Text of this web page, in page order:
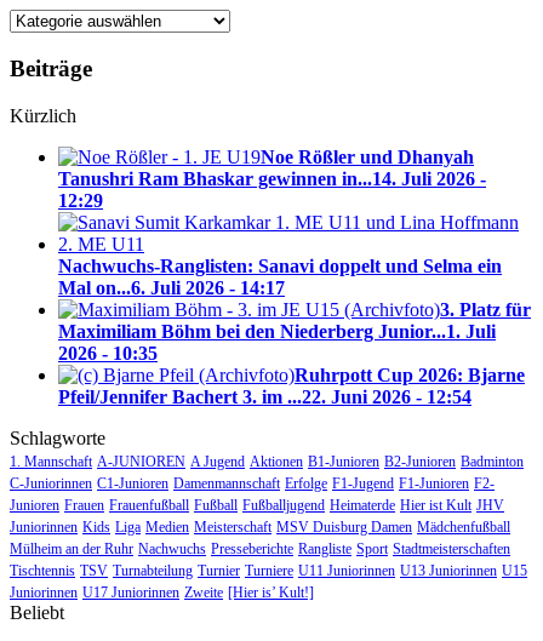
Blog-
Beiträge
Kürzlich
Noe Rößler und Dhanyah
Tanushri Ram Bhaskar gewinnen in...14. Juli 2026 -
12:29
Nachwuchs-Ranglisten: Sanavi doppelt und Selma ein
Mal on...6. Juli 2026 - 14:17
3. Platz für
Maximiliam Böhm bei den Niederberg Junior...1. Juli
2026 - 10:35
Ruhrpott Cup 2026: Bjarne
Pfeil/Jennifer Bachert 3. im ...22. Juni 2026 - 12:54
Schlagworte
1. Mannschaft A-JUNIOREN A Jugend Aktionen B1-Junioren B2-Junioren Badminton
C-Juniorinnen C1-Junioren Damenmannschaft Erfolge F1-Jugend F1-Junioren F2-
Junioren Frauen Frauenfußball Fußball Fußballjugend Heimaterde Hier ist Kult JHV
Juniorinnen Kids Liga Medien Meisterschaft MSV Duisburg Damen Mädchenfußball
Mülheim an der Ruhr Nachwuchs Presseberichte Rangliste Sport Stadtmeisterschaften
Tischtennis TSV Turnabteilung Turnier Turniere U11 Juniorinnen U13 Juniorinnen U15
Juniorinnen U17 Juniorinnen Zweite [Hier is’ Kult!]
Beliebt